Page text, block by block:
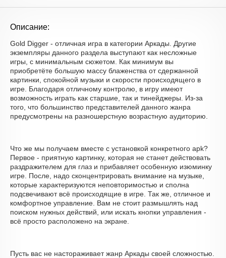
Описание:
Gold Digger - отличная игра в категории Аркады. Другие
экземпляры данного раздела выступают как несложные
игры, с минимальным сюжетом. Как минимум вы
приобретёте большую массу блаженства от сдержанной
картинки, спокойной музыки и скорости происходящего в
игре. Благодаря отличному контролю, в игру имеют
возможность играть как старшие, так и тинейджеры. Из-за
того, что большинство представителей данного жанра
предусмотрены на разношерстную возрастную аудиторию.
Что же мы получаем вместе с установкой конкретного apk?
Первое - приятную картинку, которая не станет действовать
раздражителем для глаз и прибавляет особенную изюминку
игре. После, надо сконцентрировать внимание на музыке,
которые характеризуются неповторимостью и сполна
подсвечивают всё происходящие в игре. Так же, отличное и
комфортное управление. Вам не стоит размышлять над
поиском нужных действий, или искать кнопки управления -
всё просто расположено на экране.
Пусть вас не настораживает жанр Аркады своей сложностью.